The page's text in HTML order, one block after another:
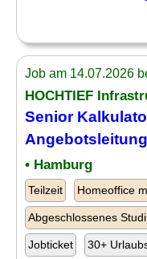
Job am 14.07.2026
HOCHTIEF
Senior
Angebotsleitung
• Hamburg
Teilzeit Homeoffice
Abgeschlossenes
Jobticket 30+